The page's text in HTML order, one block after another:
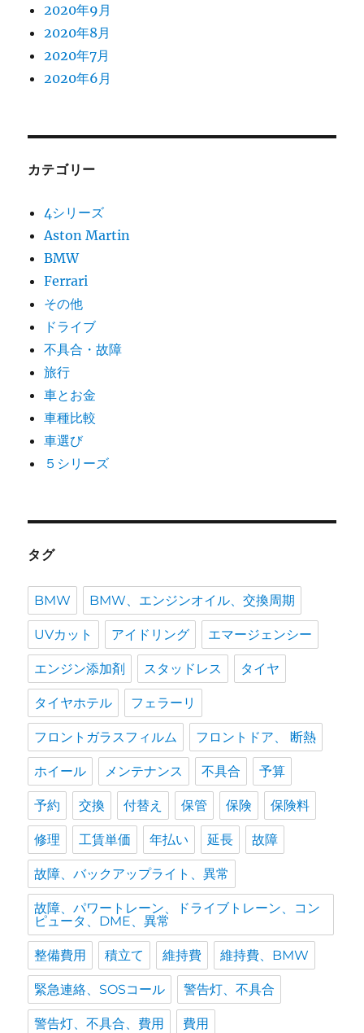
2020年9月
2020年8月
2020年7月
2020年6月
カテゴリー
4シリーズ
Aston Martin
BMW
Ferrari
その他
ドライブ
不具合・故障
旅行
車とお金
車種比較
車選び
５シリーズ
タグ
BMW BMW、エンジンオイル、交換周期
UVカット アイドリング エマージェンシー
エンジン添加剤 スタッドレス タイヤ
タイヤホテル フェラーリ
フロントガラスフィルム フロントドア、 断熱
ホイール メンテナンス 不具合 予算
予約 交換 付替え 保管 保険 保険料
修理 工賃単価 年払い 延長 故障
故障、バックアップライト、異常
故障、パワートレーン、ドライブトレーン、コン
ピュータ、DME、異常
整備費用 積立て 維持費 維持費、BMW
緊急連絡、SOSコール 警告灯、不具合
警告灯、不具合、費用 費用